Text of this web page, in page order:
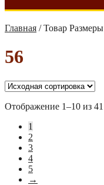
Главная /Товар Размеры
56
Отображение 1–10 из 41
1
2
3
4
5
→